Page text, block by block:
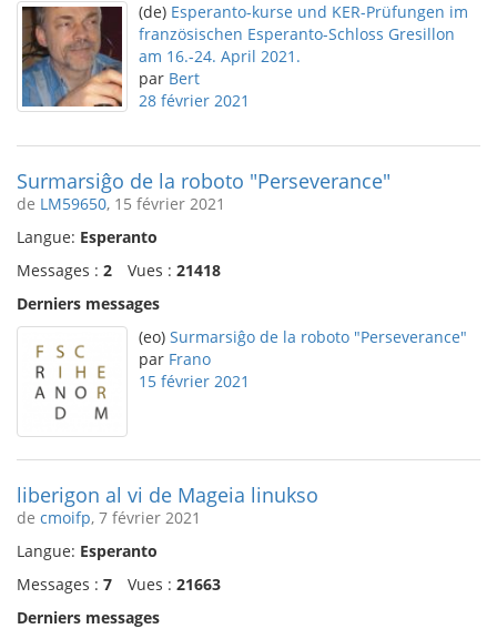
(de) Esperanto-kurse und KER-Prüfungen im
französischen Esperanto-Schloss Gresillon
am 16.-24. April 2021.
par Bert
28 février 2021
Surmarsiĝo de la roboto "Perseverance"
de LM59650, 15 février 2021
Langue: Esperanto
Messages : 2 Vues : 21418
Derniers messages
(eo) Surmarsiĝo de la roboto "Perseverance"
par Frano
15 février 2021
liberigon al vi de Mageia linukso
de cmoifp, 7 février 2021
Langue: Esperanto
Messages : 7 Vues : 21663
Derniers messages